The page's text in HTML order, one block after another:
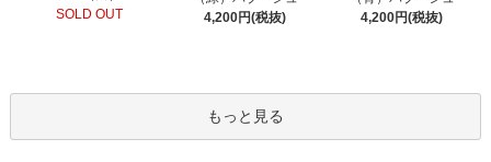
SOLD OUT
4,200円(税抜)
4,200円(税抜)
もっと見る